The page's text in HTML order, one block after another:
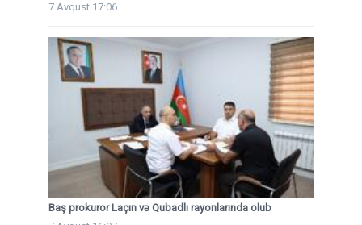
7 Avqust 17:06
Baş prokuror Laçın və Qubadlı rayonlarında olub